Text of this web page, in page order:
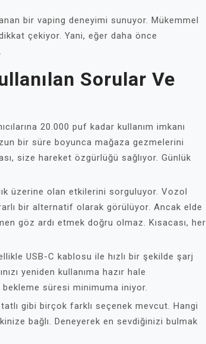
bir vaping deneyimi sunuyor. Mükemmel
çekiyor. Yani, eğer daha önce
Sorular Ve
20.000 puf kadar kullanım imkanı
bir süre boyunca mağaza gezmelerini
size hareket özgürlüğü sağlıyor. Günlük
üzerine olan etkilerini sorguluyor. Vozol
bir alternatif olarak görülüyor. Ancak elde
göz ardı etmek doğru olmaz. Kısacası, her
USB-C kablosu ile hızlı bir şekilde şarj
yeniden kullanıma hazır hale
süresi minimuma iniyor.
gibi birçok farklı seçenek mevcut. Hangi
bağlı. Deneyerek en sevdiğinizi bulmak